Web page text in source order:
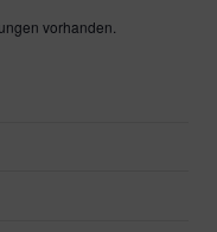
vorhanden.